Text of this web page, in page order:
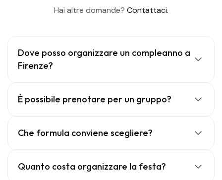
Hai altre domande? Contattaci.
Dove posso organizzare un compleanno a
Firenze?
È possibile prenotare per un gruppo?
Che formula conviene scegliere?
Quanto costa organizzare la festa?